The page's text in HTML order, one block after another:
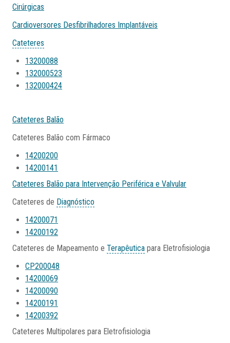
Cirúrgicas
Cardioversores Desfibrilhadores Implantáveis
Cateteres
13200088
132000523
132000424
Cateteres Balão
Cateteres Balão com Fármaco
14200200
14200141
Cateteres Balão para Intervenção Periférica e Valvular
Cateteres de Diagnóstico
14200071
14200192
Cateteres de Mapeamento eTerapêutica para Eletrofisiologia
CP200048
14200069
14200090
14200191
14200392
Cateteres Multipolares para Eletrofisiologia